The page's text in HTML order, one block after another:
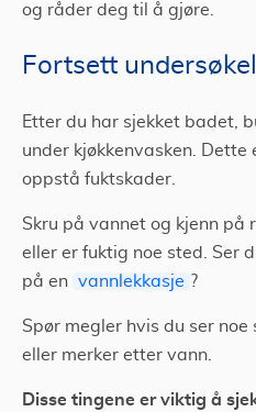
og råder deg til å gjøre.
Fortsett
Etter du har sjekket badet,
under kjøkkenvasken.
oppstå fuktskader.
Skru på vannet og kjenn på
eller er fuktig noe sted. Ser
på en vannlekkasje ?
Spør megler hvis du ser
eller merker etter vann.
Disse tingene er viktig å